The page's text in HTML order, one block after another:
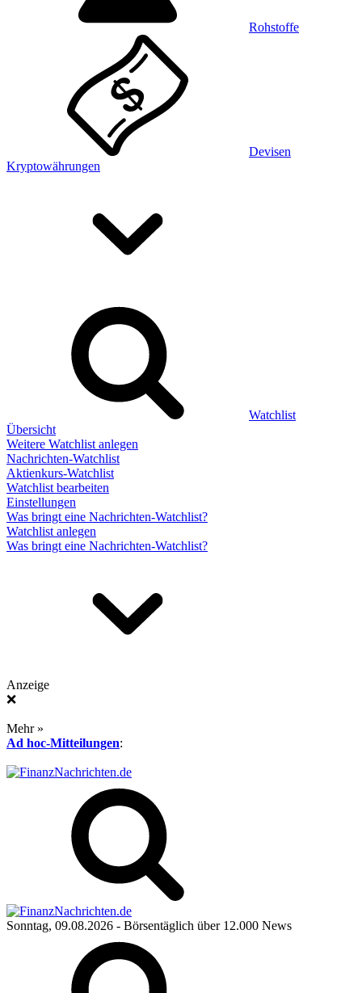
Rohstoffe
Devisen
Kryptowährungen
Watchlist
Übersicht
Weitere Watchlist anlegen
Nachrichten-Watchlist
Aktienkurs-Watchlist
Watchlist bearbeiten
Einstellungen
Was bringt eine Nachrichten-Watchlist?
Watchlist anlegen
Was bringt eine Nachrichten-Watchlist?
Anzeige
❌
Mehr »
Ad hoc-Mitteilungen:
Sonntag, 09.08.2026 - Börsentäglich über 12.000 News